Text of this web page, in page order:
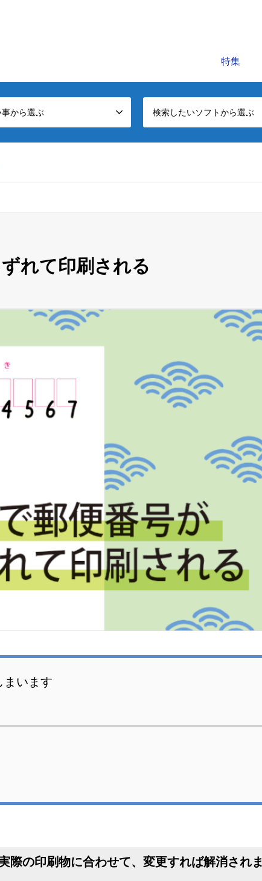
特集
から選ぶ 検索したいソフトから選ぶ
れて印刷される
まいます
際の印刷物に合わせて、変更すれば解消されま